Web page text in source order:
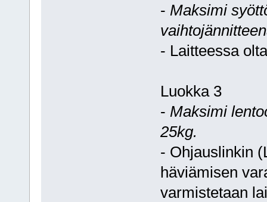
- Maksimi
- Laitteessa
Luokka 3
- Maksimi
25kg.
- Ohjauslinkin
häviämisen
varmistetaan